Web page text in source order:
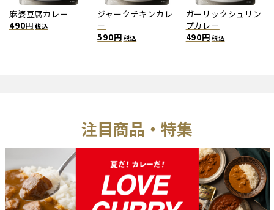
麻婆豆腐カレー
490円 税込
ジャークチキンカレ
ー
590円 税込
ガーリックシュリン
プカレー
490円 税込
注目商品・特集